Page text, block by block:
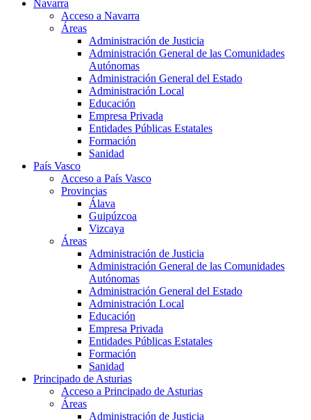
Navarra
Acceso a Navarra
Áreas
Administración de Justicia
Administración General de las Comunidades
Autónomas
Administración General del Estado
Administración Local
Educación
Empresa Privada
Entidades Públicas Estatales
Formación
Sanidad
País Vasco
Acceso a País Vasco
Provincias
Álava
Guipúzcoa
Vizcaya
Áreas
Administración de Justicia
Administración General de las Comunidades
Autónomas
Administración General del Estado
Administración Local
Educación
Empresa Privada
Entidades Públicas Estatales
Formación
Sanidad
Principado de Asturias
Acceso a Principado de Asturias
Áreas
Administración de Justicia